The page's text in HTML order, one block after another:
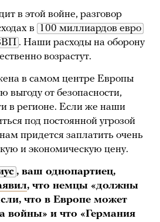
в этой войне, разговор
в
100 миллиардов евро
. Наши расходы на оборону
возрастут.
в самом центре Европы
выгоду от безопасности,
в регионе. Если же наши
под постоянной угрозой
придется заплатить очень
и экономическую цену.
, ваш однопартиец,
, что немцы «должны
что в Европе может
войны» и что «Германия